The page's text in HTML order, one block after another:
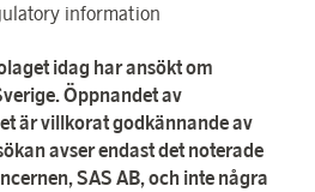
information
idag har ansökt om
Öppnandet av
är villkorat godkännande av
avser endast det noterade
SAS AB, och inte några